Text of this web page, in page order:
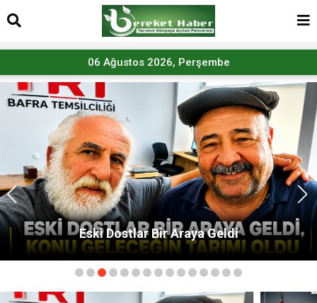
06 Ağustos 2026, Perşembe
Bafra'nın Geleceği İçin Ortak Mesaj: TSO'dan
MHP'ye Hayırlı Olsun Ziyareti